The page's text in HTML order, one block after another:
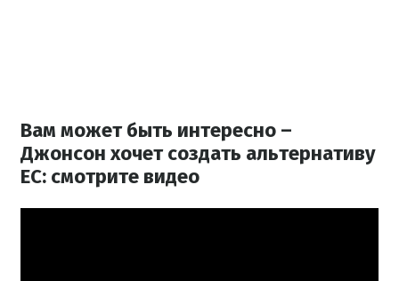
Вам может быть интересно –
Джонсон хочет создать альтернативу
ЕС: смотрите видео